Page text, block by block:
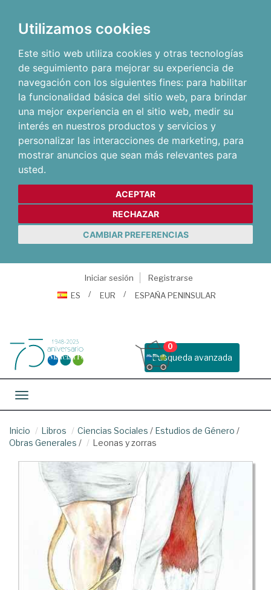
Utilizamos cookies
Este sitio web utiliza cookies y otras tecnologías
de seguimiento para mejorar su experiencia de
navegación con los siguientes fines: para habilitar
la funcionalidad básica del sitio web, para brindar
una mejor experiencia en el sitio web, medir su
interés en nuestros productos y servicios y
personalizar las interacciones de marketing, para
mostrar anuncios que sean más relevantes para
usted.
ACEPTAR
RECHAZAR
CAMBIAR PREFERENCIAS
Iniciar sesión
Registrarse
ES
EUR ESPAÑA PENINSULAR
Busqueda avanzada
0
Toggle navigation
Inicio Libros Ciencias Sociales / Estudios de Género /
Obras Generales / Leonas y zorras